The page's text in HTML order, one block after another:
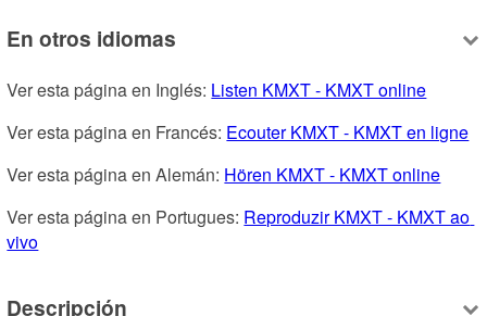
En otros idiomas
Ver esta página en Inglés: Listen KMXT - KMXT online
Ver esta página en Francés: Ecouter KMXT - KMXT en ligne
Ver esta página en Alemán: Hören KMXT - KMXT online
Ver esta página en Portugues: Reproduzir KMXT - KMXT ao
vivo
Descripción